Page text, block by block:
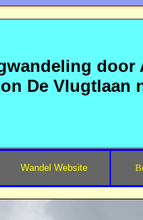
door
De Vlugtlaan
Wandel Website